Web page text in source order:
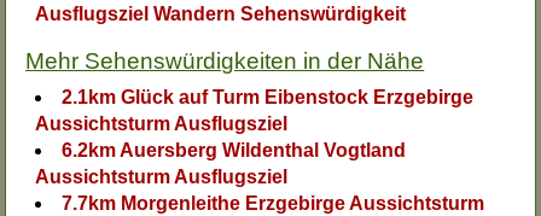
Ausflugsziel Wandern Sehenswürdigkeit
Mehr Sehenswürdigkeiten in der Nähe
2.1km Glück auf Turm Eibenstock Erzgebirge
Aussichtsturm Ausflugsziel
6.2km Auersberg Wildenthal Vogtland
Aussichtsturm Ausflugsziel
7.7km Morgenleithe Erzgebirge Aussichtsturm